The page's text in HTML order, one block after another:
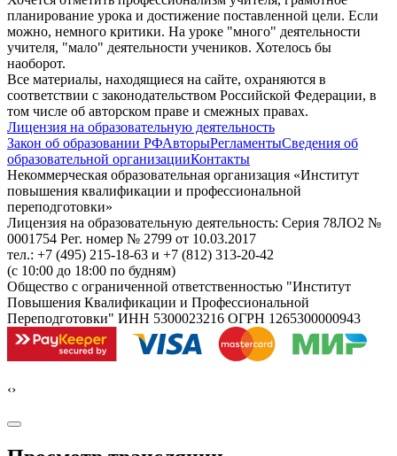
планирование урока и достижение поставленной цели. Если
можно, немного критики. На уроке "много" деятельности
учителя, "мало" деятельности учеников. Хотелось бы
наоборот.
Все материалы, находящиеся на сайте, охраняются в
соответствии с законодательством Российской Федерации, в
том числе об авторском праве и смежных правах.
Лицензия на образовательную деятельность
Закон об образовании РФАвторыРегламентыСведения об
образовательной организацииКонтакты
Некоммерческая образовательная организация «Институт
повышения квалификации и профессиональной
переподготовки»
Лицензия на образовательную деятельность: Серия 78ЛО2 №
0001754 Рег. номер № 2799 от 10.03.2017
тел.: +7 (495) 215-18-63 и +7 (812) 313-20-42
(с 10:00 до 18:00 по будням)
Общество с ограниченной ответственностью "Институт
Повышения Квалификации и Профессиональной
Переподготовки" ИНН 5300023216 ОГРН 1265300000943
‹›